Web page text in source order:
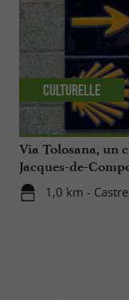
Via Tolosana, un
Jacques-de-
Tarn
1,0 km -
Culturelle